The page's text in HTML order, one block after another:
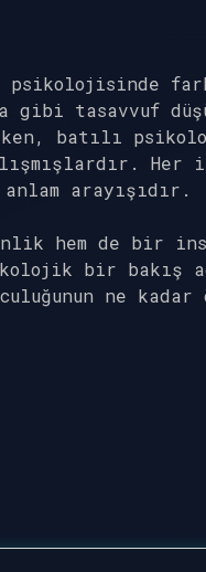
psikolojisinde
gibi tasavvuf
batılı
Her
arayışıdır.
hem de bir
bir bakış
ne kadar